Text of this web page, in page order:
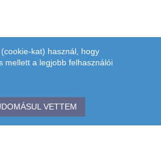
kat) használ, hogy
mellett a legjobb felhasználói
VETTEM